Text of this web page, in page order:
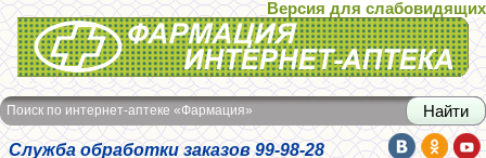
Интернет-аптека Фармация
Версия для слабовидящих
Поиск по интернет-аптеке «Фармация»
Служба обработки заказов 99-98-28